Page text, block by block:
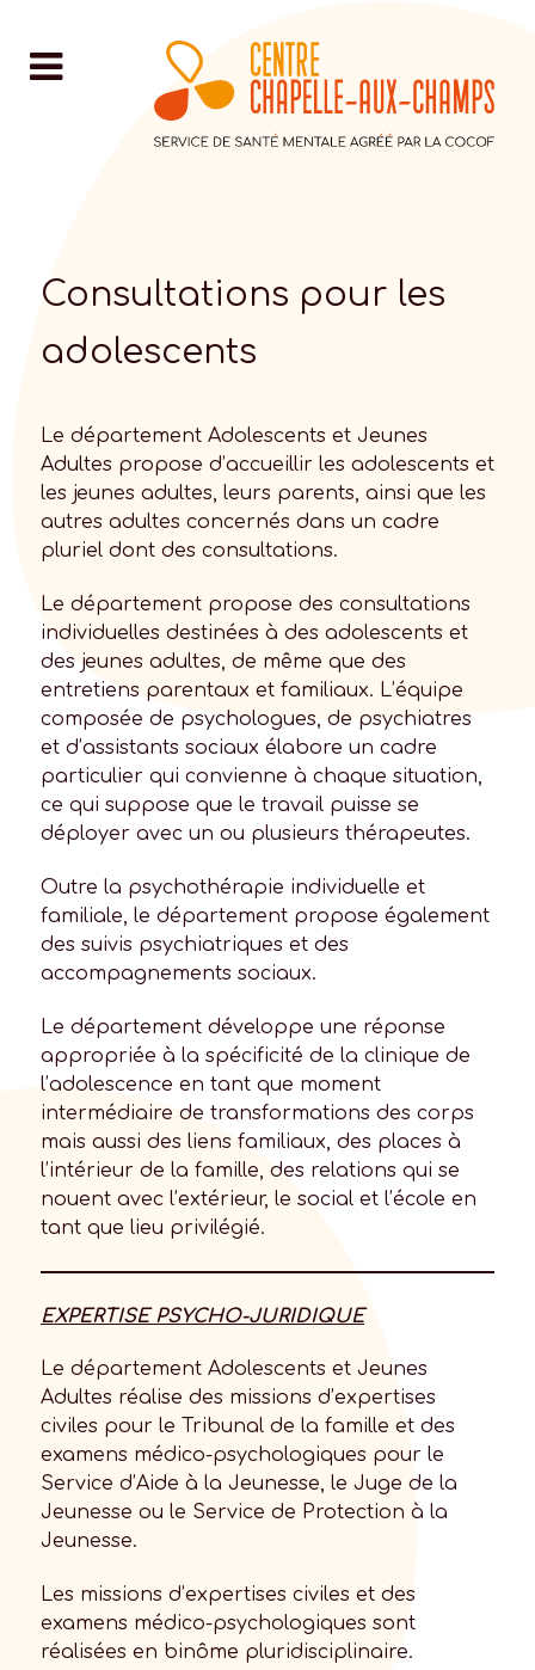
Consultations pour les
adolescents
Le département Adolescents et Jeunes
Adultes propose d’accueillir les adolescents et
les jeunes adultes, leurs parents, ainsi que les
autres adultes concernés dans un cadre
pluriel dont des consultations.
Le département propose des consultations
individuelles destinées à des adolescents et
des jeunes adultes, de même que des
entretiens parentaux et familiaux. L’équipe
composée de psychologues, de psychiatres
et d’assistants sociaux élabore un cadre
particulier qui convienne à chaque situation,
ce qui suppose que le travail puisse se
déployer avec un ou plusieurs thérapeutes.
Outre la psychothérapie individuelle et
familiale, le département propose également
des suivis psychiatriques et des
accompagnements sociaux.
Le département développe une réponse
appropriée à la spécificité de la clinique de
l’adolescence en tant que moment
intermédiaire de transformations des corps
mais aussi des liens familiaux, des places à
l’intérieur de la famille, des relations qui se
nouent avec l’extérieur, le social et l’école en
tant que lieu privilégié.
EXPERTISE PSYCHO-JURIDIQUE
Le département Adolescents et Jeunes
Adultes réalise des missions d’expertises
civiles pour le Tribunal de la famille et des
examens médico-psychologiques pour le
Service d’Aide à la Jeunesse, le Juge de la
Jeunesse ou le Service de Protection à la
Jeunesse.
Les missions d’expertises civiles et des
examens médico-psychologiques sont
réalisées en binôme pluridisciplinaire.